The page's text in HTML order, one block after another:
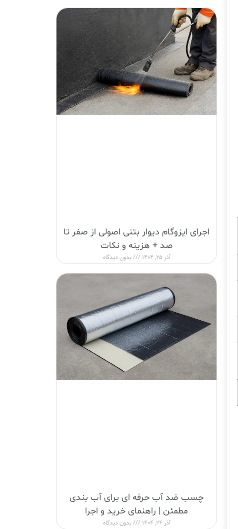
اجرای ایزوگام دیوار بتنی اصولی از صفر تا
صد + هزینه و نکات
آذر 25, 1404 بدون دیدگاه
چسب ضد آب حرفه ای برای آب بندی
مطمئن | راهنمای خرید و اجرا
آذر 24, 1404 بدون دیدگاه